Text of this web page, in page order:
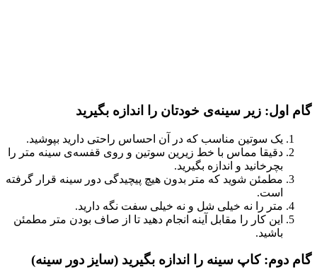
گام اول: زیر سینه‌ی خودتان را اندازه بگیرید
یک سوتین مناسب که در آن احساس راحتی دارید بپوشید.
دقیقا مماس با خط زیرین سوتین و روی قفسه‌ی سینه متر را
بچرخانید و اندازه بگیرید.
مطمئن شوید که متر بدون هیچ پیچیدگی دور سینه قرار گرفته
است.
متر را نه خیلی شل و نه خیلی سفت نگه دارید.
این کار را مقابل آینه انجام دهید تا از صاف بودن متر مطمئن
باشید.
گام دوم: کاپ سینه را اندازه بگیرید (سایز دور سینه)